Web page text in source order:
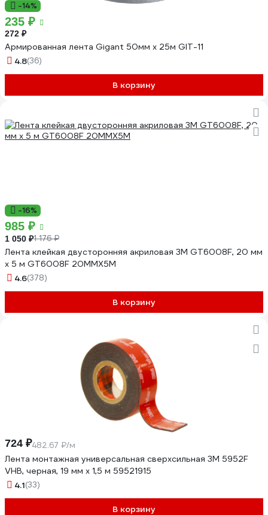
-14%
235 ₽
272 ₽
Армированная лента Gigant 50мм х 25м GIT-11
4.8(36)
В корзину
-16%
985 ₽
1 050 ₽1 176 ₽
Лента клейкая двусторонняя акриловая 3М GT6008F, 20 мм
х 5 м GT6008F 20MMX5M
4.6(378)
В корзину
724 ₽482.67 ₽/м
Лента монтажная универсальная сверхсильная 3М 5952F
VHB, черная, 19 мм х 1,5 м 59521915
4.1(33)
В корзину